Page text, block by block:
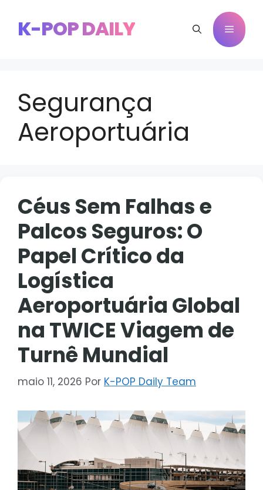
paraK-POP DAILY Menu
Segurança
Aeroportuária
Céus Sem Falhas e
Palcos Seguros: O
Papel Crítico da
Logística
Aeroportuária Global
na TWICE Viagem de
Turnê Mundial
maio 11, 2026 Por K-POP Daily Team